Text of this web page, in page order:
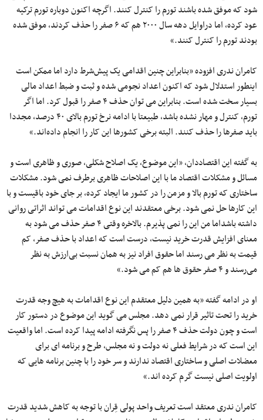
شود که موفق شده باشند تورم را کنترل کنند. اگرچه اکنون دوباره تورم ترکیه
عود کرده، اما دراوایل دهه سال ۲۰۰۰ هم که ۶ صفر را حذف کردند، موفق شده
بودند تورم را کنترل کنند.»
کامران ندری افزوده «بنابراین چنین اقدامی یک پیش‌شرط دارد اما ممکن است
اینطور استدلال شود که اکنون اعداد نجومی شده و ثبت و ضبط اعداد مالی
بسیار سخت شده است. بنابراین می توان حذف ۴ صفر را قبول کرد. اما اگر
تورم، کنترل و مهار نشده باشد، طبیعتا با ادامه نرخ تورم بالای ۴۰ درصد، مجددا
باید صفرها را حذف کنند. البته برخی کشورها این کار را انجام داده‌اند.»
به گفته این اقتصاددان، «این موضوع، یک اصلاح شکلی، صوری و ظاهری است و
مسائل و مشکلات اقتصاد ما با این اصلاحات ظاهری برطرف نمی شود. مشکلات
ساختاری که تورم بالا و مزمن را در کشور ما ایجاد کرده، بر جای خود باقیست و با
این کارها حل نمی شود. برخی معتقدند این نوع اقدامات می تواند اثراتی روانی
داشته باشداما من این را نمی پذیرم. بالاخره وقتی ۴ صفر حذف می شود به
معنای افزایش قدرت خرید نیست، درست است که اعداد با حذف صفر، کم
قیمت به نظر می رسند اما حقوق افراد نیز به همان نسبت بی‌ارزش به نظر
می‌رسند و ۴ صفر حقوق ها هم کم می شود.»
او در ادامه گفته «به همین دلیل معتقدم این نوع اقدامات به هیچ وجه قدرت
خرید را تحت تاثیر قرار نمی دهد. مجلس می گوید این موضوع در دستور کار
است و چون دولت حذف ۴ صفر را پس نگرفته ادامه پیدا کرده است. اما واقعیت
این است که در شرایط فعلی نه دولت و نه مجلس، طرح و برنامه ای برای
معضلات اصلی و ساختاری اقتصاد ندارند و سر خود را با چنین برنامه هایی که
اولویت اصلی نیست گرم کرده اند.»
کامران ندری معتقد است تعریف واحد پولی قِران با توجه به کاهش شدید قدرت